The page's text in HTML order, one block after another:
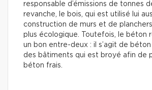
responsable d’émissions de tonnes
revanche, le bois, qui est utilisé lui
construction de murs et de
plus écologique. Toutefois, le béton
un bon entre-deux : il s’agit de
des bâtiments qui est broyé afin de
béton frais.